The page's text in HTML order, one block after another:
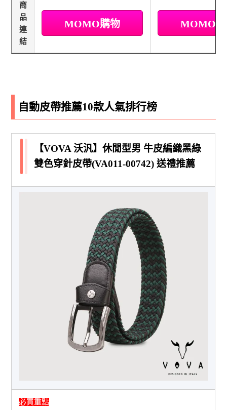
商
品
連
結
MOMO購物 MOMO
自動皮帶推薦10款人氣排行榜
【VOVA 沃汎】休閒型男 牛皮編織黑綠
雙色穿針皮帶(VA011-00742) 送禮推薦
必買重點